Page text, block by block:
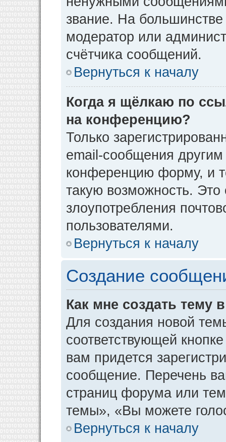
звание. На
модератор или
счётчика сообщений.
Вернуться к началу
Когда я щёлкаю по
на конференцию?
Только
email-сообщения
конференцию форму, и
такую возможность. Это
злоупотребления
пользователями.
Вернуться к началу
Создание
Как мне создать тему
Для создания новой
соответствующей
вам придется
сообщение. Перечень
страниц форума или
темы», «Вы можете
Вернуться к началу